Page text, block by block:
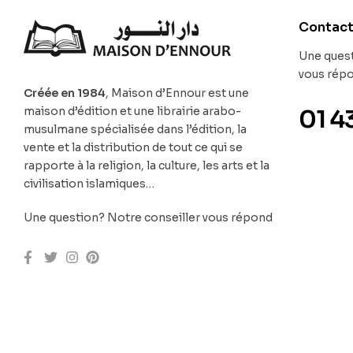
Créée en 1984, Maison d’Ennour est une
maison d’édition et une librairie arabo-
musulmane spécialisée dans l’édition, la
vente et la distribution de tout ce qui se
rapporte à la religion, la culture, les arts et la
civilisation islamiques…
Une question? Notre conseiller vous répond
Contact
Une
vous
01